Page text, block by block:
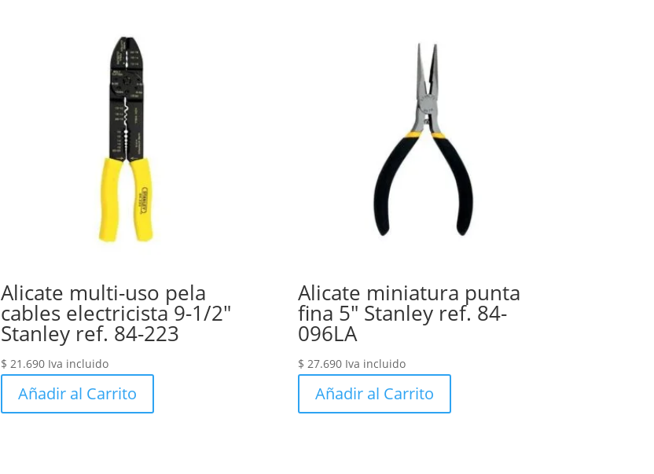
Alicate multi-uso pela
cables electricista 9-1/2″
Stanley ref. 84-223
$ 21.690 Iva incluido
Añadir al Carrito
Alicate miniatura punta
fina 5″ Stanley ref. 84-
096LA
$ 27.690 Iva incluido
Añadir al Carrito